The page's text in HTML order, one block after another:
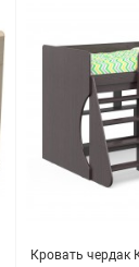
Кровать чердак